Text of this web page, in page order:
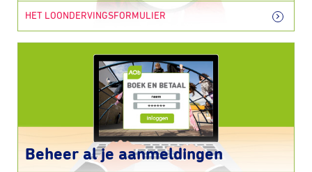
HET LOONDERVINGSFORMULIER
Beheer al je aanmeldingen